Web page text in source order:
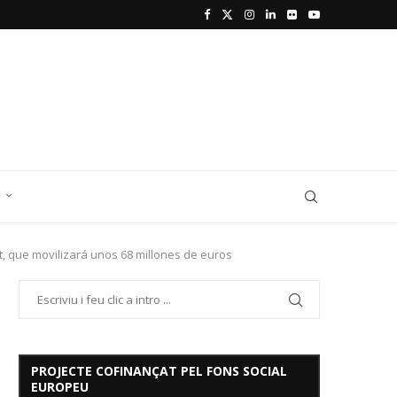
que movilizará unos 68 millones de euros
PROJECTE COFINANÇAT PEL FONS SOCIAL
EUROPEU